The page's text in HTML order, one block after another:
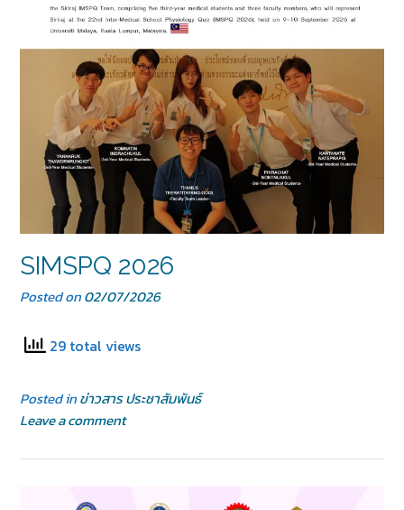
SIMSPQ 2026
Posted on02/07/2026
29 total views
Posted inข่าวสาร ประชาสัมพันธ์
Leave a comment